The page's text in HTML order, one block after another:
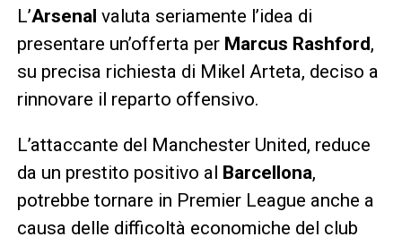
L’Arsenal valuta seriamente l’idea di
presentare un’offerta per Marcus Rashford,
su precisa richiesta di Mikel Arteta, deciso a
rinnovare il reparto offensivo.
L’attaccante del Manchester United, reduce
da un prestito positivo al Barcellona,
potrebbe tornare in Premier League anche a
causa delle difficoltà economiche del club